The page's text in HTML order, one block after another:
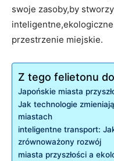
swoje zasoby,by
przestrzenie miejskie.
Z tego felietonu
Japońskie miasta
Jak technologie
miastach
inteligentne transport:
zrównoważony rozwój
miasta przyszłości a